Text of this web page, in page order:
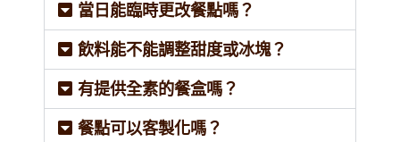
當日能臨時更改餐點嗎？
飲料能不能調整甜度或冰塊？
有提供全素的餐盒嗎？
餐點可以客製化嗎？